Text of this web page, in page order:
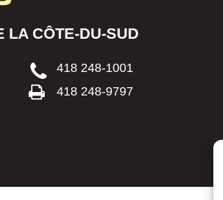
LA CÔTE-DU-SUD
418 248-1001
418 248-9797